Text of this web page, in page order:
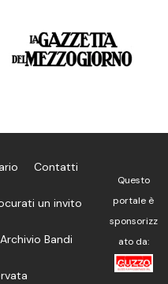
Contatti
un invito
Archivio Bandi
Questo
portale è
sponsorizz
ato da: